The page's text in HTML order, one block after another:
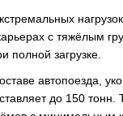
с тяжёлым
загрузке.
автопоезда,
до 150